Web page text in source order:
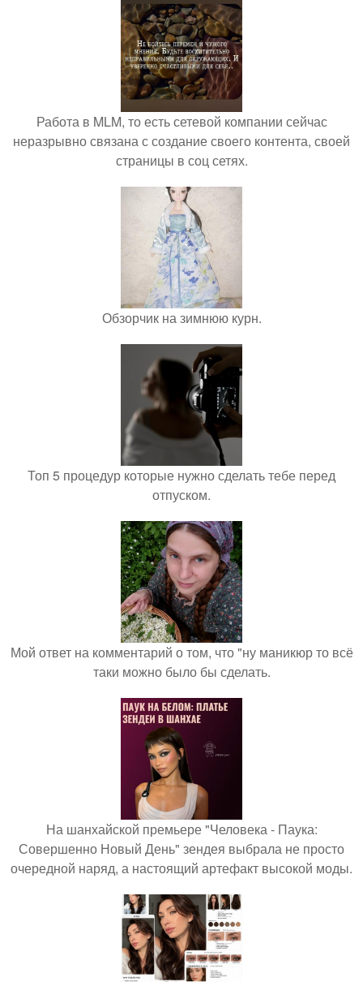
Работа в MLM, то есть сетевой компании сейчас
неразрывно связана с создание своего контента, своей
страницы в соц сетях.
Обзорчик на зимнюю курн.
Топ 5 процедур которые нужно сделать тебе перед
отпуском.
Мой ответ на комментарий о том, что "ну маникюр то всё
таки можно было бы сделать.
На шанхайской премьере "Человека - Паука:
Совершенно Новый День" зендея выбрала не просто
очередной наряд, а настоящий артефакт высокой моды.